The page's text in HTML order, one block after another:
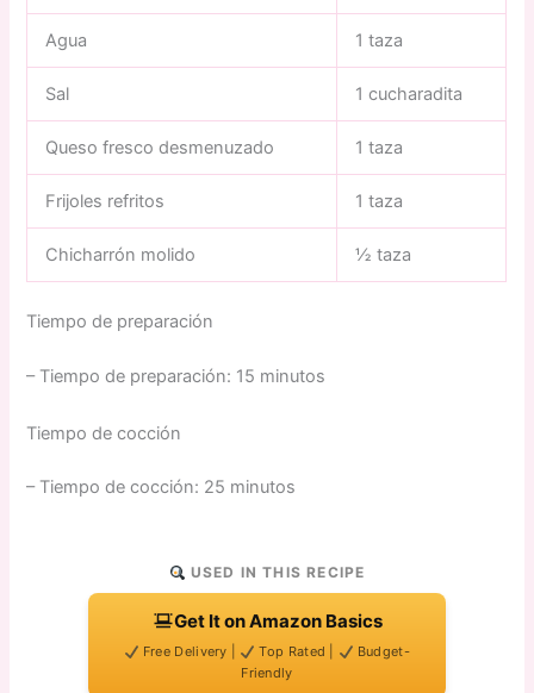
Agua 1 taza
Sal 1 cucharadita
Queso fresco desmenuzado 1 taza
Frijoles refritos 1 taza
Chicharrón molido ½ taza
Tiempo de preparación
– Tiempo de preparación: 15 minutos
Tiempo de cocción
– Tiempo de cocción: 25 minutos
USED IN THIS RECIPE
Get It on Amazon Basics
Free Delivery | Top Rated |
Budget-
Friendly